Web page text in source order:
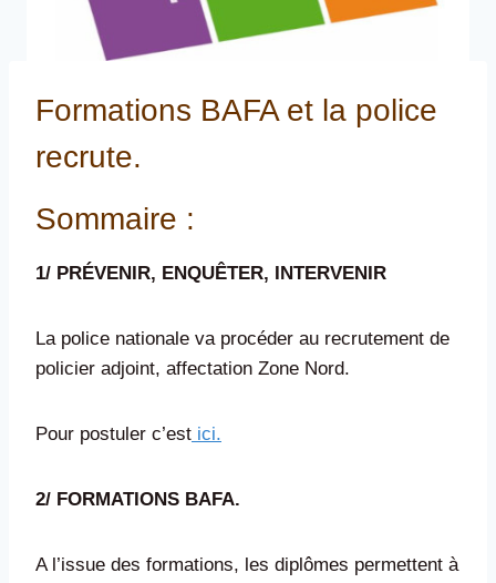
Formations BAFA et la police
recrute.
Sommaire :
1/ PRÉVENIR, ENQUÊTER, INTERVENIR
La police nationale va procéder au recrutement de
policier adjoint, affectation Zone Nord.
Pour postuler c’est ici.
2/ FORMATIONS BAFA.
A l’issue des formations, les diplômes permettent à